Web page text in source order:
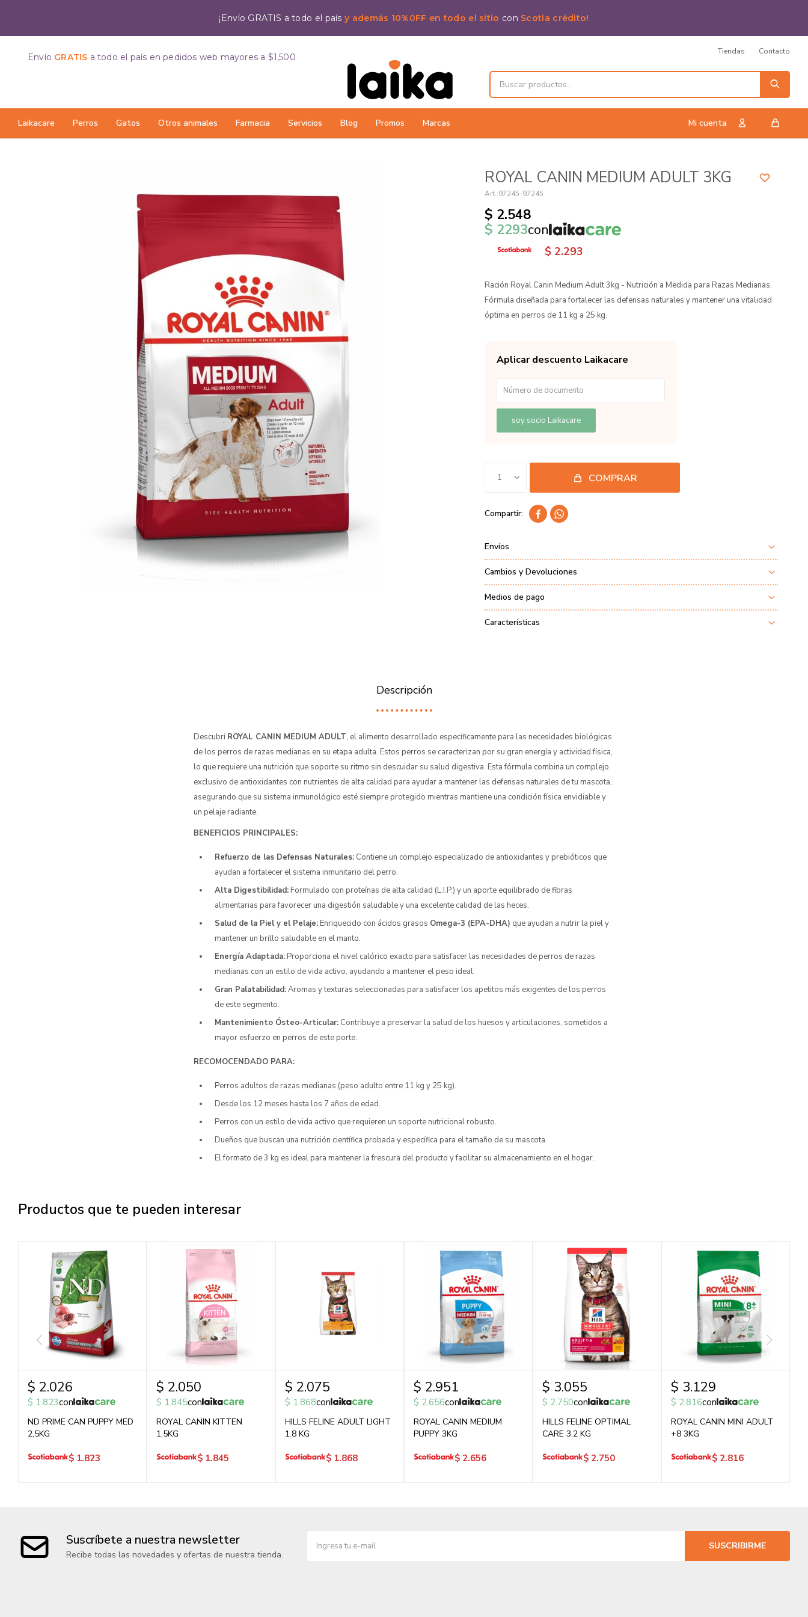
¡Envío GRATIS a todo el paísy además 10%0FF en todo el sitio con Scotia crédito!
Laikacare Perros Gatos Otros animales Farmacia Servicios Blog Promos Marcas
Envío GRATIS a todo el país en pedidos web mayores a $1,500
Tiendas Contacto
ROYAL CANIN MEDIUM ADULT 3KG
97245-97245
$ 2.548
$ 2293con
$ 2.293
Ración Royal Canin Medium Adult 3kg - Nutrición a Medida para Razas Medianas.
Fórmula diseñada para fortalecer las defensas naturales y mantener una vitalidad
óptima en perros de 11 kg a 25 kg.
Aplicar descuento Laikacare
soy socio Laikacare
1 COMPRAR
 
Envíos
Cambios y Devoluciones
Medios de pago
Características
Descripción
DescubríROYAL CANIN MEDIUM ADULT, el alimento desarrollado específicamente para las necesidades biológicas
de los perros de razas medianas en su etapa adulta. Estos perros se caracterizan por su gran energía y actividad física,
lo que requiere una nutrición que soporte su ritmo sin descuidar su salud digestiva. Esta fórmula combina un complejo
exclusivo de antioxidantes con nutrientes de alta calidad para ayudar a mantener las defensas naturales de tu mascota,
asegurando que su sistema inmunológico esté siempre protegido mientras mantiene una condición física envidiable y
un pelaje radiante.
BENEFICIOS PRINCIPALES:
Refuerzo de las Defensas Naturales: Contiene un complejo especializado de antioxidantes y prebióticos que
ayudan a fortalecer el sistema inmunitario del perro.
Alta Digestibilidad: Formulado con proteínas de alta calidad (L.I.P.) y un aporte equilibrado de fibras
alimentarias para favorecer una digestión saludable y una excelente calidad de las heces.
Salud de la Piel y el Pelaje: Enriquecido con ácidos grasos Omega-3 (EPA-DHA) que ayudan a nutrir la piel y
mantener un brillo saludable en el manto.
Energía Adaptada: Proporciona el nivel calórico exacto para satisfacer las necesidades de perros de razas
medianas con un estilo de vida activo, ayudando a mantener el peso ideal.
Gran Palatabilidad:Aromas y texturas seleccionadas para satisfacer los apetitos más exigentes de los perros
de este segmento.
Mantenimiento Ósteo-Articular: Contribuye a preservar la salud de los huesos y articulaciones, sometidos a
mayor esfuerzo en perros de este porte.
RECOMOCENDADO PARA:
Perros adultos de razas medianas (peso adulto entre 11 kg y 25 kg).
Desde los 12 meses hasta los 7 años de edad.
Perros con un estilo de vida activo que requieren un soporte nutricional robusto.
Dueños que buscan una nutrición científica probada y específica para el tamaño de su mascota.
El formato de 3 kg es ideal para mantener la frescura del producto y facilitar su almacenamiento en el hogar.
Productos que te pueden interesar
$ 2.026
$ 1.823con
ND PRIME CAN PUPPY MED
2,5KG
$ 1.823
$ 2.050
$ 1.845con
ROYAL CANIN KITTEN
1,5KG
$ 1.845
$ 2.075
$ 1.868con
HILLS FELINE ADULT LIGHT
1.8 KG
$ 1.868
$ 2.951
$ 2.656con
ROYAL CANIN MEDIUM
PUPPY 3KG
$ 2.656
$ 3.055
$ 2.750con
HILLS FELINE OPTIMAL
CARE 3.2 KG
$ 2.750
$ 3.129
$ 2.816con
ROYAL CANIN MINI ADULT
+8 3KG
$ 2.816
Suscríbete a nuestra newsletter
Recibe todas las novedades y ofertas de nuestra tienda.
SUSCRIBIRME